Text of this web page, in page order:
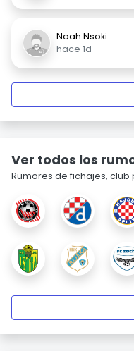
Noah Nsoki
hace 1d
Ver todos los
Rumores de fichajes, club